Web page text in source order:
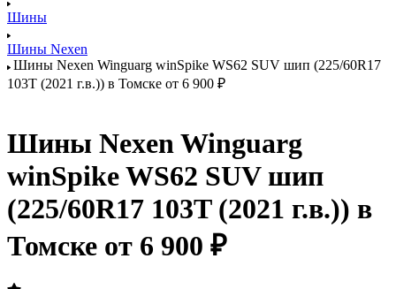
Шины
Шины Nexen
Шины Nexen Winguarg winSpike WS62 SUV шип (225/60R17
103T (2021 г.в.)) в Томске от 6 900 ₽
Шины Nexen Winguarg
winSpike WS62 SUV шип
(225/60R17 103T (2021 г.в.)) в
Томске от 6 900 ₽